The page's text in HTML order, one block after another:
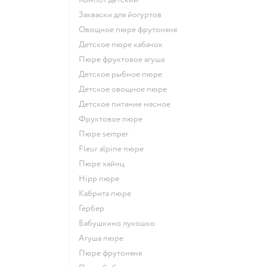
Закваски для йогуртов
овощное пюре фрутоняня
детское пюре кабачок
пюре фруктовое агуша
детское рыбное пюре
детское овощное пюре
детское питание мясное
фруктовое пюре
пюре semper
fleur alpine пюре
пюре хайнц
hipp пюре
кабрита пюре
гербер
бабушкино лукошко
агуша пюре
пюре фрутоняня